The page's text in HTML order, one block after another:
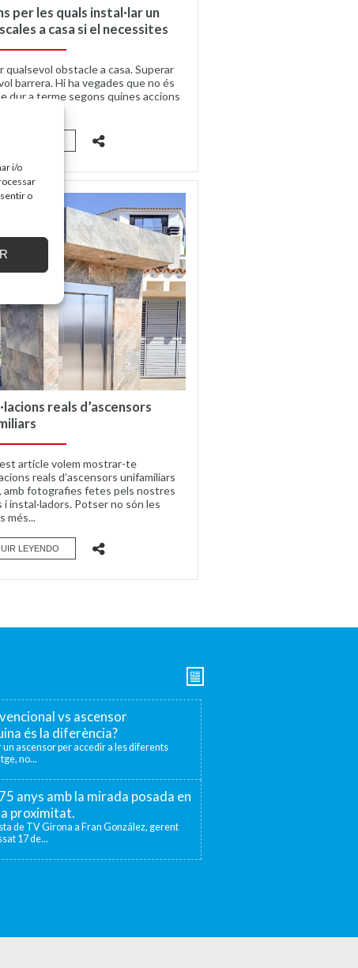
i/o
o
per les quals instal·lar un
a casa si el necessites
qualsevol obstacle a casa. Superar
barrera. Hi ha vegades que no és
dur a terme segons quines accions
reals d’ascensors
article volem mostrar-te
reals d’ascensors unifamiliars
amb fotografies fetes pels nostres
i instal·ladors. Potser no són les
més...
LEYENDO
vs ascensor
és la diferència?
un ascensor per accedir a les diferents
no...
anys amb la mirada posada en
proximitat.
de TV Girona a Fran González, gerent
17 de...